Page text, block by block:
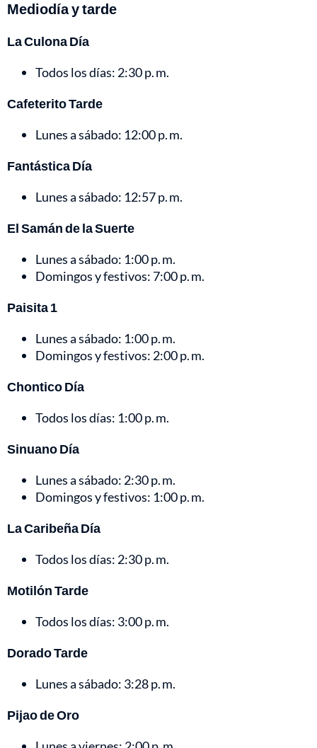
Mediodía y tarde
La Culona Día
Todos los días: 2:30 p. m.
Cafeterito Tarde
Lunes a sábado: 12:00 p. m.
Fantástica Día
Lunes a sábado: 12:57 p. m.
El Samán de la Suerte
Lunes a sábado: 1:00 p. m.
Domingos y festivos: 7:00 p. m.
Paisita 1
Lunes a sábado: 1:00 p. m.
Domingos y festivos: 2:00 p. m.
Chontico Día
Todos los días: 1:00 p. m.
Sinuano Día
Lunes a sábado: 2:30 p. m.
Domingos y festivos: 1:00 p. m.
La Caribeña Día
Todos los días: 2:30 p. m.
Motilón Tarde
Todos los días: 3:00 p. m.
Dorado Tarde
Lunes a sábado: 3:28 p. m.
Pijao de Oro